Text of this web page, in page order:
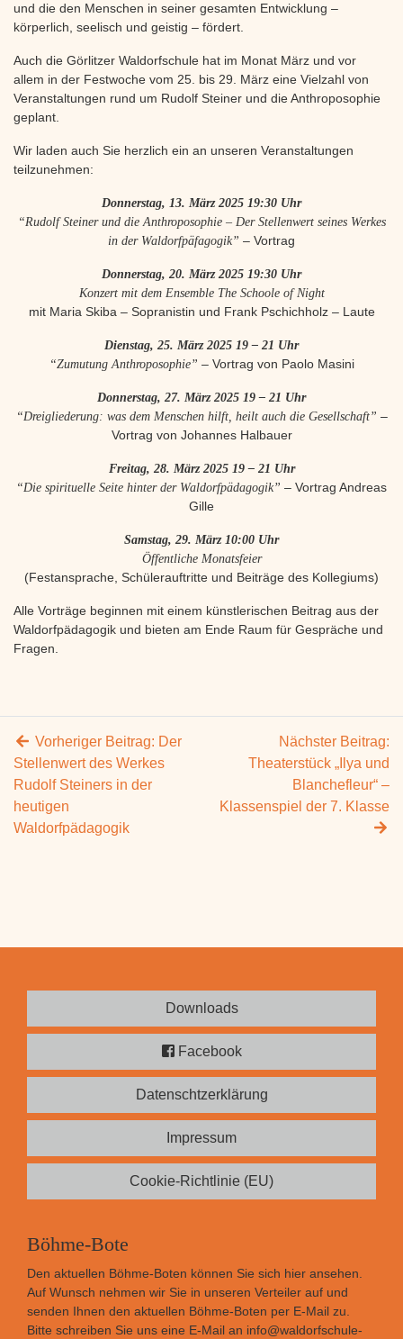
und die den Menschen in seiner gesamten Entwicklung –
körperlich, seelisch und geistig – fördert.
Auch die Görlitzer Waldorfschule hat im Monat März und vor
allem in der Festwoche vom 25. bis 29. März eine Vielzahl von
Veranstaltungen rund um Rudolf Steiner und die Anthroposophie
geplant.
Wir laden auch Sie herzlich ein an unseren Veranstaltungen
teilzunehmen:
Donnerstag, 13. März 2025 19:30 Uhr
“Rudolf Steiner und die Anthroposophie – Der Stellenwert seines Werkes
in der Waldorfpäfagogik” – Vortrag
Donnerstag, 20. März 2025 19:30 Uhr
Konzert mit dem Ensemble The Schoole of Night
mit Maria Skiba – Sopranistin und Frank Pschichholz – Laute
Dienstag, 25. März 2025 19 – 21 Uhr
“Zumutung Anthroposophie” – Vortrag von Paolo Masini
Donnerstag, 27. März 2025 19 – 21 Uhr
“Dreigliederung: was dem Menschen hilft, heilt auch die Gesellschaft” –
Vortrag von Johannes Halbauer
Freitag, 28. März 2025 19 – 21 Uhr
“Die spirituelle Seite hinter der Waldorfpädagogik” – Vortrag Andreas
Gille
Samstag, 29. März 10:00 Uhr
Öffentliche Monatsfeier
(Festansprache, Schülerauftritte und Beiträge des Kollegiums)
Alle Vorträge beginnen mit einem künstlerischen Beitrag aus der
Waldorfpädagogik und bieten am Ende Raum für Gespräche und
Fragen.
Vorheriger Beitrag: Der
Stellenwert des Werkes
Rudolf Steiners in der
heutigen
Waldorfpädagogik
Nächster Beitrag:
Theaterstück „Ilya und
Blanchefleur“ –
Klassenspiel der 7. Klasse
Downloads
Facebook
Datenschtzerklärung
Impressum
Cookie-Richtlinie (EU)
Böhme-Bote
Den aktuellen Böhme-Boten können Sie sich hier ansehen.
Auf Wunsch nehmen wir Sie in unseren Verteiler auf und
senden Ihnen den aktuellen Böhme-Boten per E-Mail zu.
Bitte schreiben Sie uns eine E-Mail an info@waldorfschule-